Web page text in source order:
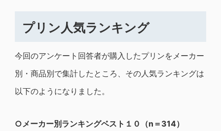
プリン人気ランキング
今回のアンケート回答者が購入したプリンをメーカー
別・商品別で集計したところ、その人気ランキングは
以下のようになりました。
○メーカー別ランキングベスト１０（n＝314）